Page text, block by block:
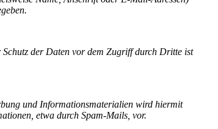
der Daten vor dem Zugriff durch Dritte ist
und Informationsmaterialien wird hiermit
etwa durch Spam-Mails, vor.